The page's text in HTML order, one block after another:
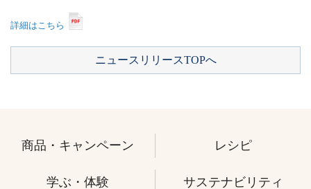
詳細はこちら
ニュースリリースTOPへ
商品・キャンペーン レシピ
学ぶ・体験 サステナビリティ